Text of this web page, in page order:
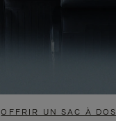
OFFRIR UN SAC À DOS